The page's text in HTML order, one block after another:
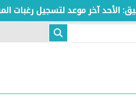
آخر موعد لتسجيل رغبات المرحلة